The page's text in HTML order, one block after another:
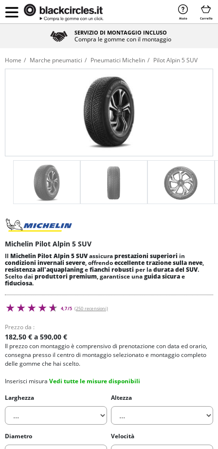
Aiuto Carrello
SERVIZIO DI MONTAGGIO INCLUSO
Compra le gomme con il montaggio
Home Marche pneumatici Pneumatici Michelin Pilot Alpin 5 SUV
Michelin Pilot Alpin 5 SUV
Il Michelin Pilot Alpin 5 SUVassicuraprestazioni superiori in
condizioni invernali severe, offrendoeccellente trazione sulla neve,
resistenza all'aquaplaningefianchi robusti per ladurata del SUV.
Scelto dai produttori premium, garantisce unaguida sicurae
fiduciosa.
4,7/5 (250 recensioni)
Prezzo da :
182,50 € a 590,00 €
Il prezzo con montaggio è comprensivo di prenotazione con data ed orario,
consegna presso il centro di montaggio selezionato e montaggio completo
delle gomme che hai scelto.
Inserisci misura Vedi tutte le misure disponibili
Larghezza
Altezza
Diametro Velocità